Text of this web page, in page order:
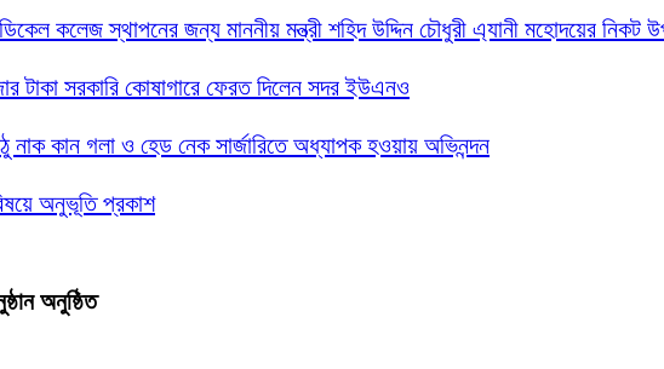
কলেজ স্থাপনের জন্য মাননীয় মন্ত্রী শহিদ উদ্দিন চৌধুরী এ্যানী মহোদয়ের নিকট
টাকা সরকারি কোষাগারে ফেরত দিলেন সদর ইউএনও
নাক কান গলা ও হেড নেক সার্জারিতে অধ্যাপক হওয়ায় অভিনন্দন
অনুভূতি প্রকাশ
অনুষ্ঠিত